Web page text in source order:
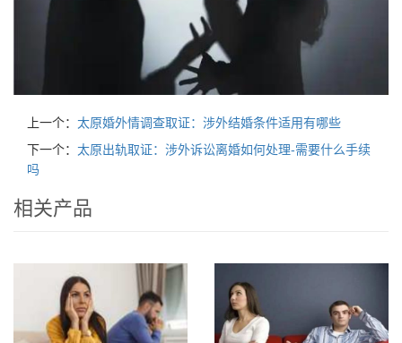
上一个： 太原婚外情调查取证：涉外结婚条件适用有哪些
下一个： 太原出轨取证：涉外诉讼离婚如何处理-需要什么手续
吗
相关产品